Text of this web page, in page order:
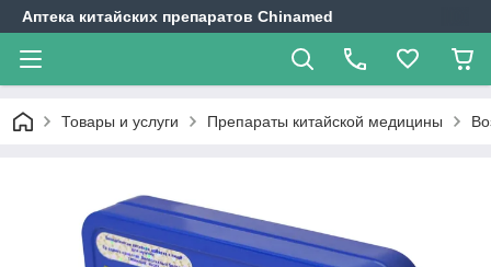
Аптека китайских препаратов Chinamed
Товары и услуги Препараты китайской медицины